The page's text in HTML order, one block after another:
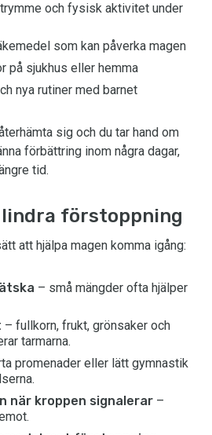
och fysisk aktivitet under
som kan påverka magen
på sjukhus eller hemma
nya rutiner med barnet
sig och du tar hand om
förbättring inom några dagar,
tid.
lindra förstoppning
att hjälpa magen komma igång:
– små mängder ofta hjälper
– fullkorn, frukt, grönsaker och
tarmarna.
promenader eller lätt gymnastik
när kroppen signalerar –